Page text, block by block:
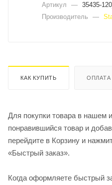
Артикул — 35435-
Производитель
—
КАК КУПИТЬ ОПЛАТА
Для покупки товара в нашем
понравившийся товар и
перейдите в Корзину и
«Быстрый заказ».
Когда оформляете быстрый